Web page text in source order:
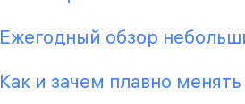
Ежегодный обзор
Как и зачем плавно